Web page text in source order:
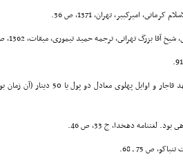
امیرکبیر، تهران، 1371، ص 36.
بزرگ تهرانى، ترجمه حمید تیمورى، میقات، 1362، ص 35 و 34.
. شاهى: واحد پول که در عهد
لغتنامه دهخدا، ج 33، ص 46.
ص 75 ـ 68.